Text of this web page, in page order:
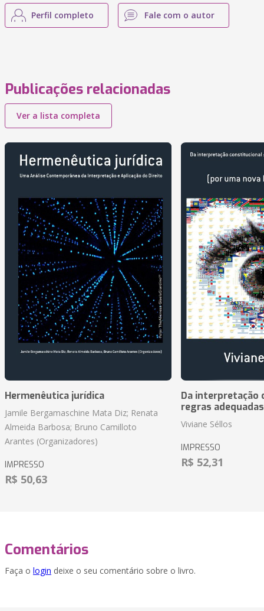
Perfil completo Fale com o autor
Publicações relacionadas
Ver a lista completa
Hermenêutica jurídica
Jamile Bergamaschine Mata Diz; Renata
Almeida Barbosa; Bruno Camilloto
Arantes (Organizadores)
IMPRESSO
R$ 50,63
Da interpretação
regras
Viviane Séllos
IMPRESSO
R$ 52,31
Comentários
Faça o login deixe o seu comentário sobre o livro.